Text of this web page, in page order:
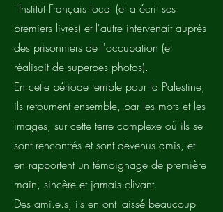
l'Institut Français local (et a écrit ses
premiers livres) et l'autre intervenait auprès
des prisonniers de l'occupation (et
réalisait de superbes photos).
En cette période terrible pour la Palestine,
ils retournent ensemble, par les mots et les
images, sur cette terre complexe où ils se
sont rencontrés et sont devenus amis, et
en rapportent un témoignage de première
main, sincère et jamais clivant.
Des ami.e.s, ils en ont laissé beaucoup